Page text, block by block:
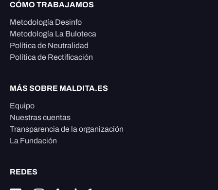
CÓMO TRABAJAMOS
Metodología Desinfo
Metodología La Buloteca
Política de Neutralidad
Política de Rectificación
MÁS SOBRE MALDITA.ES
Equipo
Nuestras cuentas
Transparencia de la organización
La Fundación
REDES